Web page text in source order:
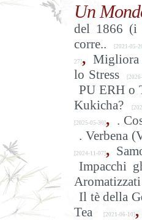
Un
del 1866 (i
corre..
[2021-05-
27] , Migliora
lo Stress
PU ERH o
Kukicha?
[2025-05-30] , .
. Verbena
[2024-11-07] ,
Impacchi
Aromatizzati
Il tè della
Tea
[2021-06-10],